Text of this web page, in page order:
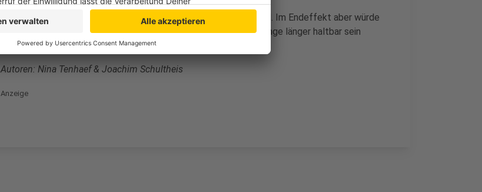
Größter Kritikpunkt an den Plänen der EU: Es kostet sehr viel Geld. Im Endeffekt aber würde
man langfristig sparen, da weniger Energie verbraucht wird und Dinge länger haltbar sein
würden.
Autoren: Nina Tenhaef & Joachim Schultheis
Anzeige